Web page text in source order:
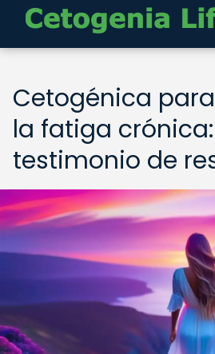
Cetogénica
la fatiga crónica:
testimonio de